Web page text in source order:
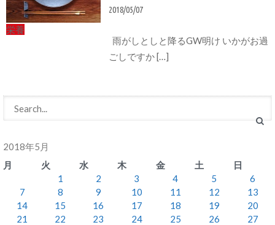
栄養
2018/05/07
雨がしとしと降るGW明け いかがお過
ごしですか […]
2018年5月
月
火 水 木 金 土
日
1
2 3 4 5
6
7
8 9 10 11 12
13
14
15 16 17 18 19
20
21
22 23 24 25 26
27